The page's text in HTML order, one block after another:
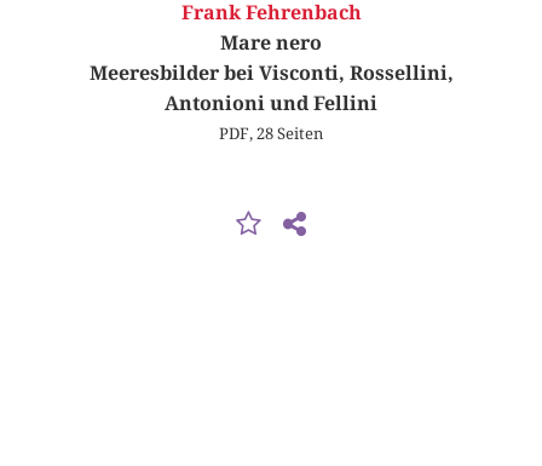
Frank Fehrenbach
Mare nero
Meeresbilder bei Visconti, Rossellini,
Antonioni und Fellini
PDF, 28 Seiten